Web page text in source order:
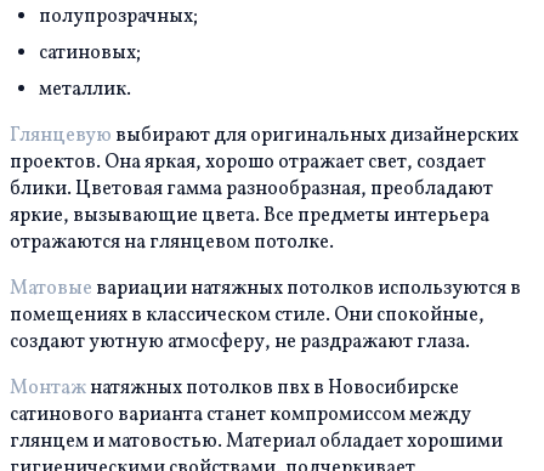
полупрозрачных;
сатиновых;
металлик.
Глянцевую выбирают для оригинальных дизайнерских
проектов. Она яркая, хорошо отражает свет, создает
блики. Цветовая гамма разнообразная, преобладают
яркие, вызывающие цвета. Все предметы интерьера
отражаются на глянцевом потолке.
Матовые вариации натяжных потолков используются в
помещениях в классическом стиле. Они спокойные,
создают уютную атмосферу, не раздражают глаза.
Монтажнатяжных потолков пвх в Новосибирске
сатинового варианта станет компромиссом между
глянцем и матовостью. Материал обладает хорошими